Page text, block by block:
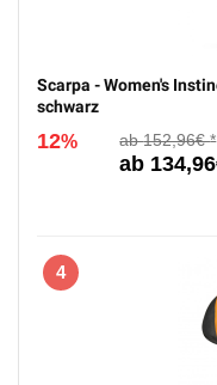
Scarpa - Women's
schwarz
12% 152,96€
4